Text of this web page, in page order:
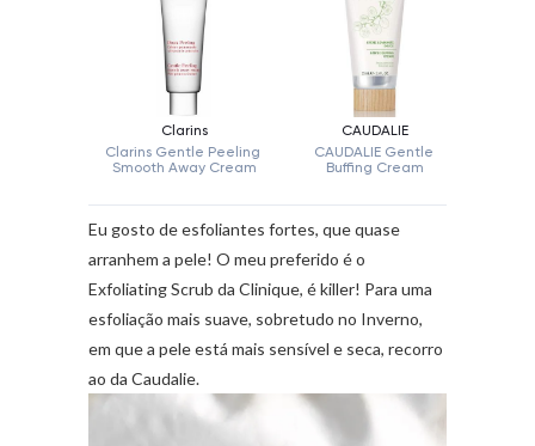
Eu gosto de esfoliantes fortes, que quase
arranhem a pele! O meu preferido é o
Exfoliating Scrub da Clinique, é killer! Para uma
esfoliação mais suave, sobretudo no Inverno,
em que a pele está mais sensível e seca, recorro
ao da Caudalie.